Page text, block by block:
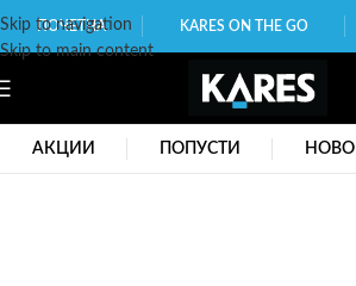
Skip to navigation
Skip to main content
ПОЧЕТНА KARES ON THE GO
АКЦИИ ПОПУСТИ НОВО